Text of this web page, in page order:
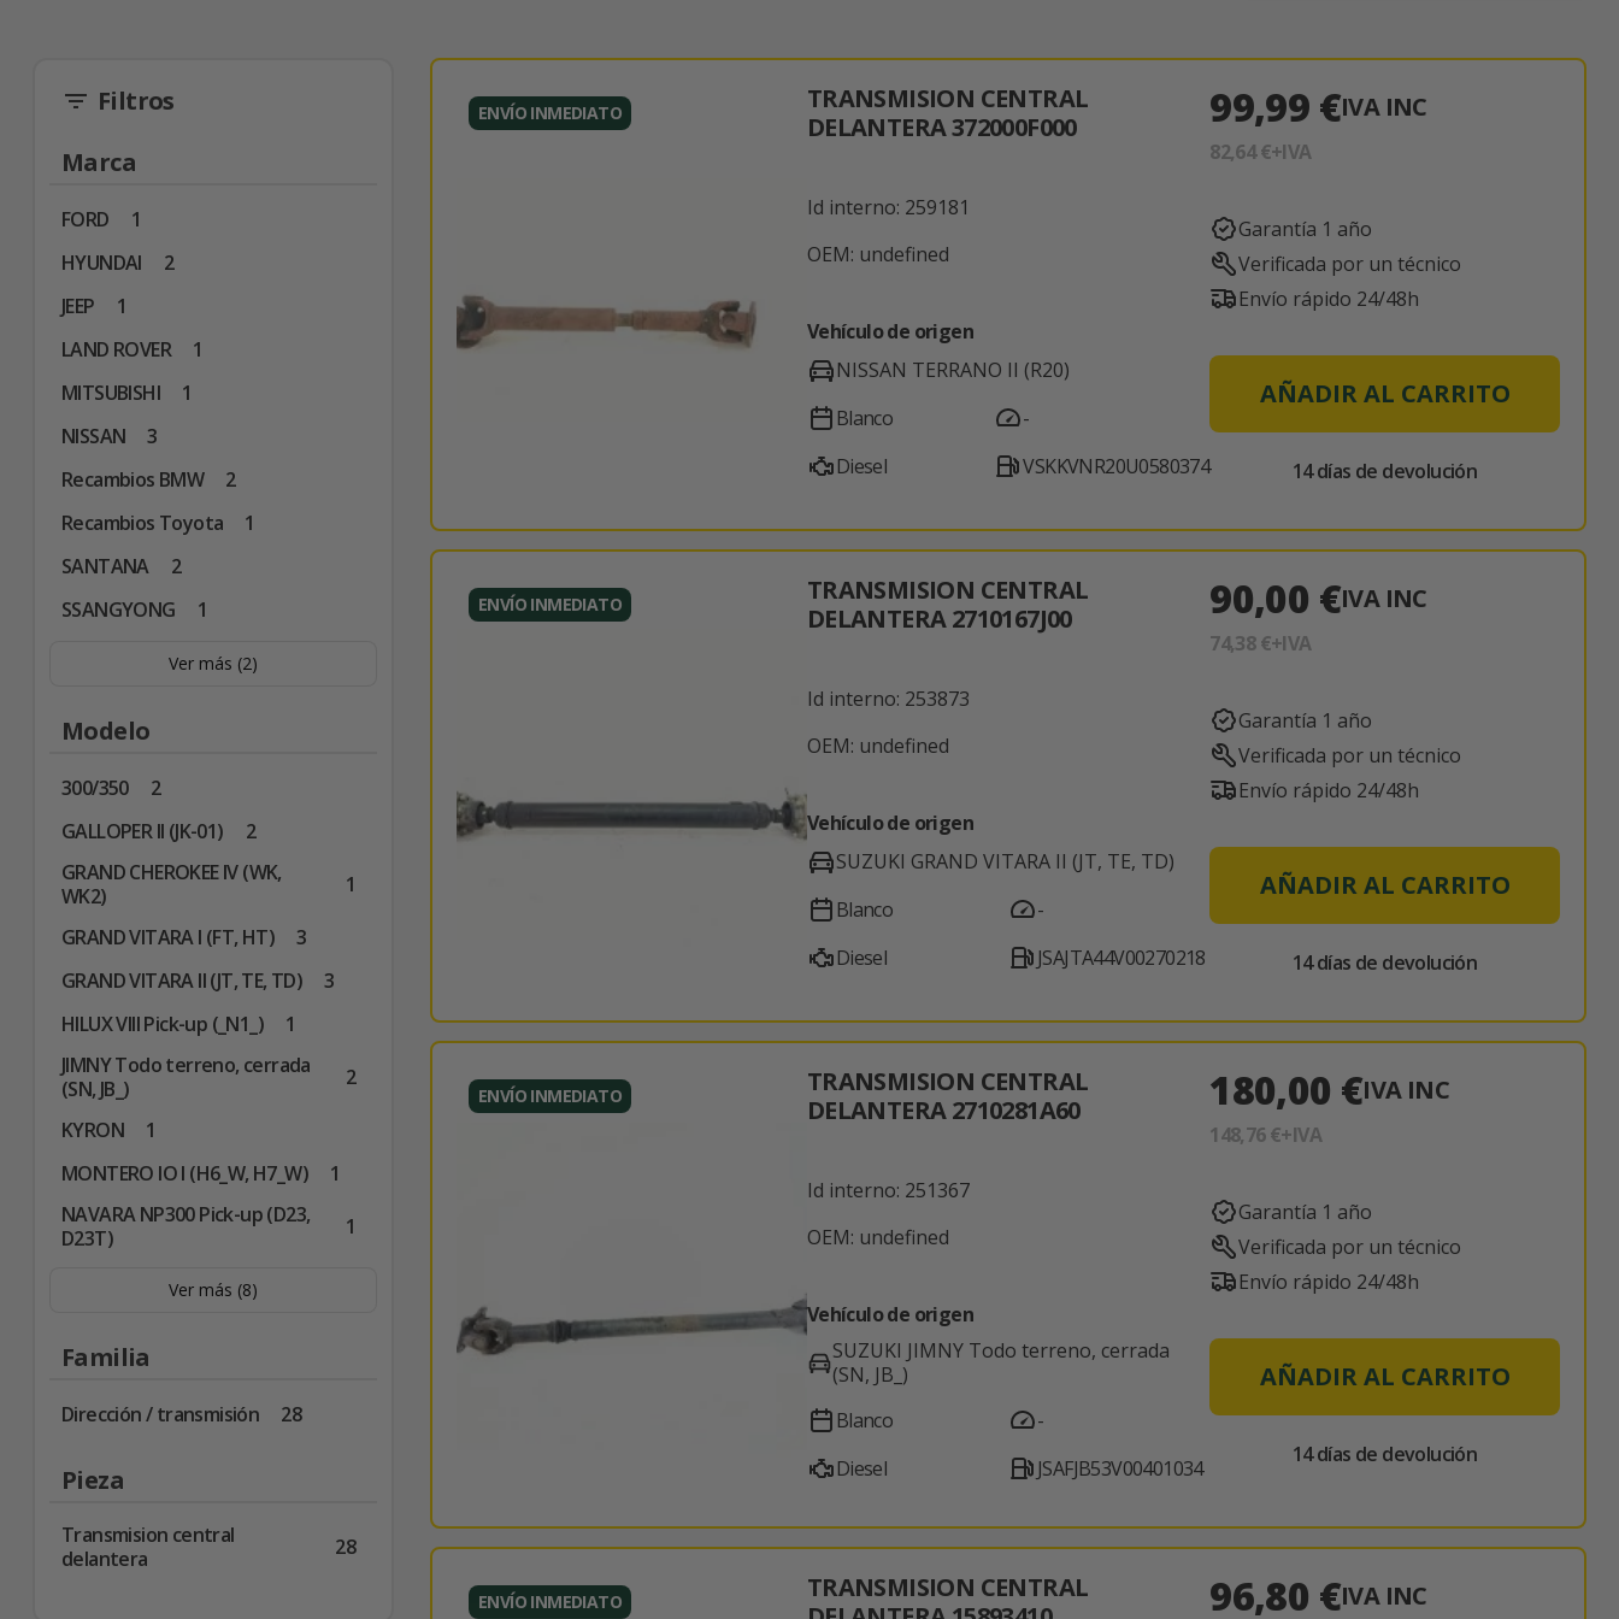
filter_list Filtros
Marca
FORD
1
HYUNDAI
2
JEEP
1
LAND ROVER
1
MITSUBISHI
1
NISSAN
3
Recambios BMW
2
Recambios Toyota
1
SANTANA
2
SSANGYONG
1
Ver más (2)
Modelo
300/350
2
GALLOPER II (JK-01)
2
GRAND CHEROKEE IV (WK,
WK2)
1
GRAND VITARA I (FT, HT)
3
GRAND VITARA II (JT, TE, TD)
3
HILUX VIII Pick-up (_N1_)
1
JIMNY Todo terreno, cerrada
(SN, JB_)
2
KYRON
1
MONTERO IO I (H6_W, H7_W)
1
NAVARA NP300 Pick-up (D23,
D23T)
1
Ver más (8)
Familia
Dirección / transmisión 28
Pieza
Transmision central
delantera
28
ENVÍO INMEDIATO
TRANSMISION CENTRAL
DELANTERA 372000F000
Id interno: 259181
OEM: undefined
Vehículo de origen
NISSAN TERRANO II (R20)
Blanco
Diesel
-
VSKKVNR20U0580374
99,99 €IVA INC
82,64 €+IVA
Garantía 1 año
Verificada por un técnico
Envío rápido 24/48h
AÑADIR AL CARRITO
14 días de devolución
ENVÍO INMEDIATO
TRANSMISION CENTRAL
DELANTERA 2710167J00
Id interno: 253873
OEM: undefined
Vehículo de origen
SUZUKI GRAND VITARA II (JT, TE, TD)
Blanco
Diesel
-
JSAJTA44V00270218
90,00 €IVA INC
74,38 €+IVA
Garantía 1 año
Verificada por un técnico
Envío rápido 24/48h
AÑADIR AL CARRITO
14 días de devolución
ENVÍO INMEDIATO
TRANSMISION CENTRAL
DELANTERA 2710281A60
Id interno: 251367
OEM: undefined
Vehículo de origen
SUZUKI JIMNY Todo terreno, cerrada
(SN, JB_)
Blanco
Diesel
-
JSAFJB53V00401034
180,00 €IVA INC
148,76 €+IVA
Garantía 1 año
Verificada por un técnico
Envío rápido 24/48h
AÑADIR AL CARRITO
14 días de devolución
ENVÍO INMEDIATO
TRANSMISION CENTRAL
96,80 €IVA INC